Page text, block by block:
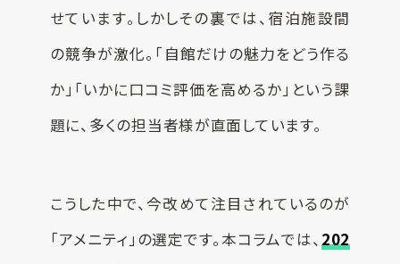
ニティ制作
ズ制作
プライバシーポリシー
せています。しかしその裏では、宿泊施設間
の競争が激化。「自館だけの魅力をどう作る
か」「いかに口コミ評価を高めるか」という課
題に、多くの担当者様が直面しています。
こうした中で、今改めて注目されているのが
「アメニティ」の選定です。本コラムでは、202